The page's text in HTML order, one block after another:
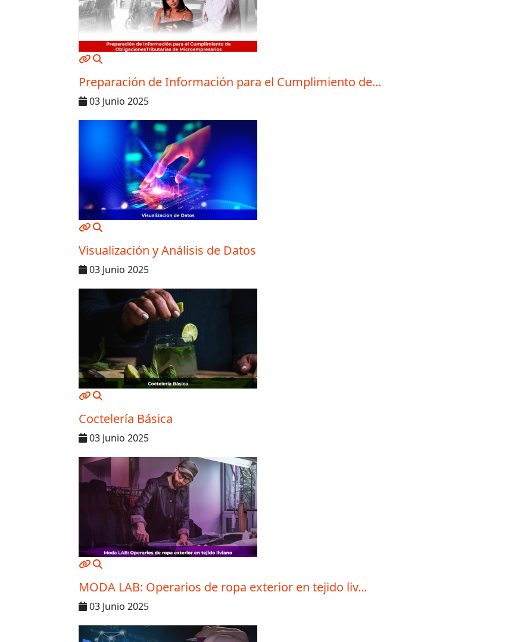
MOD_JTCS_VIEW_ARTICLE_LINK
Preparación de Información para el Cumplimiento de...
03 Junio 2025
MOD_JTCS_VIEW_ARTICLE_LINK
Visualización y Análisis de Datos
03 Junio 2025
MOD_JTCS_VIEW_ARTICLE_LINK
Coctelería Básica
03 Junio 2025
MOD_JTCS_VIEW_ARTICLE_LINK
MODA LAB: Operarios de ropa exterior en tejido liv...
03 Junio 2025